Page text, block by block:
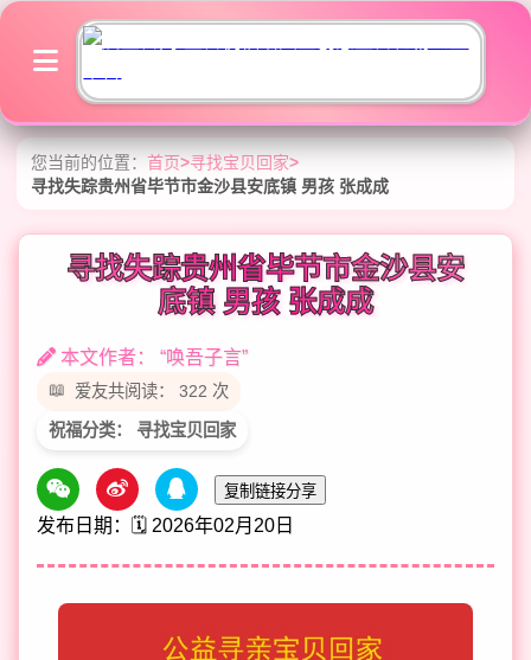
您当前的位置：首页>寻找宝贝回家>
寻找失踪贵州省毕节市金沙县安底镇 男孩 张成成
寻找失踪贵州省毕节市金沙县安
底镇 男孩 张成成
本文作者： “唤吾子言”
爱友共阅读： 322 次
祝福分类： 寻找宝贝回家
复制链接分享
发布日期：🗓️ 2026年02月20日